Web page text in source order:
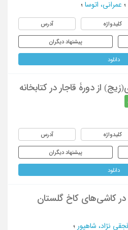
؛ عمرانی، اتوسا ؛
کلیدواژه آدرس
پیشنهاد دیگران
دانلود
از دورۀ قاجار در کتابخانه
کلیدواژه آدرس
پیشنهاد دیگران
دانلود
در کاشی‌های کاخ گلستان
نژاد، شاهپور ؛